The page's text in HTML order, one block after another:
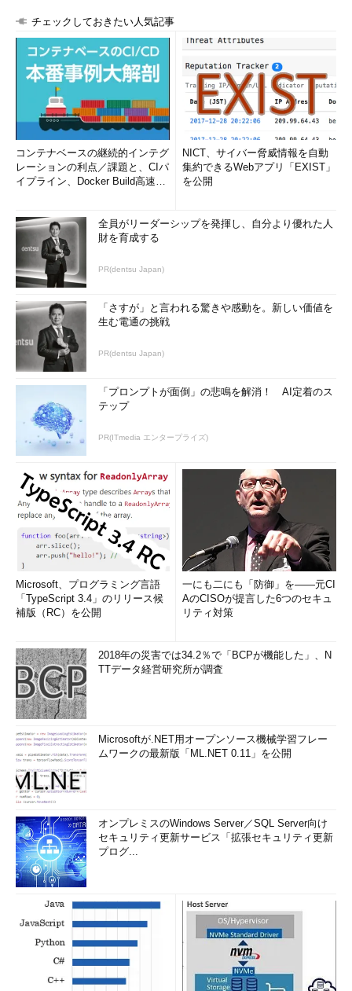
チェックしておきたい人気記事
コンテナベースの継続的インテグ
レーションの利点／課題と、CIパ
イプライン、Docker Build高速化
NICT、サイバー脅威情報を自動
集約できるWebアプリ「EXIST」
を公開
全員がリーダーシップを発揮し、自分より優れた人
財を育成する
PR(dentsu Japan)
「さすが」と言われる驚きや感動を。新しい価値を
生む電通の挑戦
PR(dentsu Japan)
「プロンプトが面倒」の悲鳴を解消！ AI定着のス
テップ
PR(ITmedia エンタープライズ)
Microsoft、プログラミング言語
「TypeScript 3.4」のリリース候
補版（RC）を公開
一にも二にも「防御」を――元CI
AのCISOが提言した6つのセキュ
リティ対策
2018年の災害では34.2％で「BCPが機能した」、N
TTデータ経営研究所が調査
Microsoftが.NET用オープンソース機械学習フレー
ムワークの最新版「ML.NET 0.11」を公開
オンプレミスのWindows Server／SQL Server向け
セキュリティ更新サービス「拡張セキュリティ更新
プログ...